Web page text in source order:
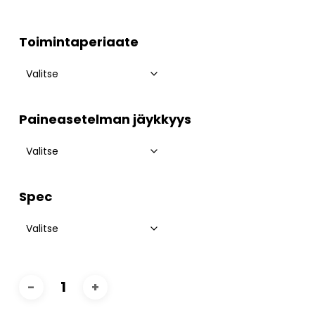
Toimintaperiaate
Paineasetelman jäykkyys
Spec